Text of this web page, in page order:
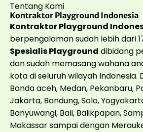
Tentang Kami
Kontraktor Playground Indonesia
Kontraktor Playground
berpengalaman sudah lebih dari
Spesialis Playground dibidang
dan sudah memasang wahana
kota di seluruh wilayah Indonesia.
Banda aceh, Medan, Pekanbaru,
Jakarta, Bandung, Solo,
Banyuwangi, Bali, Balikpapan,
Makassar sampai dengan